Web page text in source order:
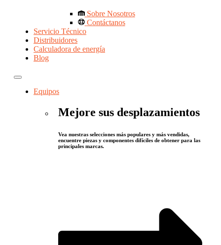
Sobre Nosotros
Contáctanos
Servicio Técnico
Distribuidores
Calculadora de energía
Blog
Equipos
Mejore sus desplazamientos
Vea nuestras selecciones más populares y más vendidas,
encuentre piezas y componentes difíciles de obtener para las
principales marcas.